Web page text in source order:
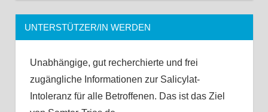
UNTERSTÜTZER/IN WERDEN
Unabhängige, gut recherchierte und frei
zugängliche Informationen zur Salicylat-
Intoleranz für alle Betroffenen. Das ist das Ziel